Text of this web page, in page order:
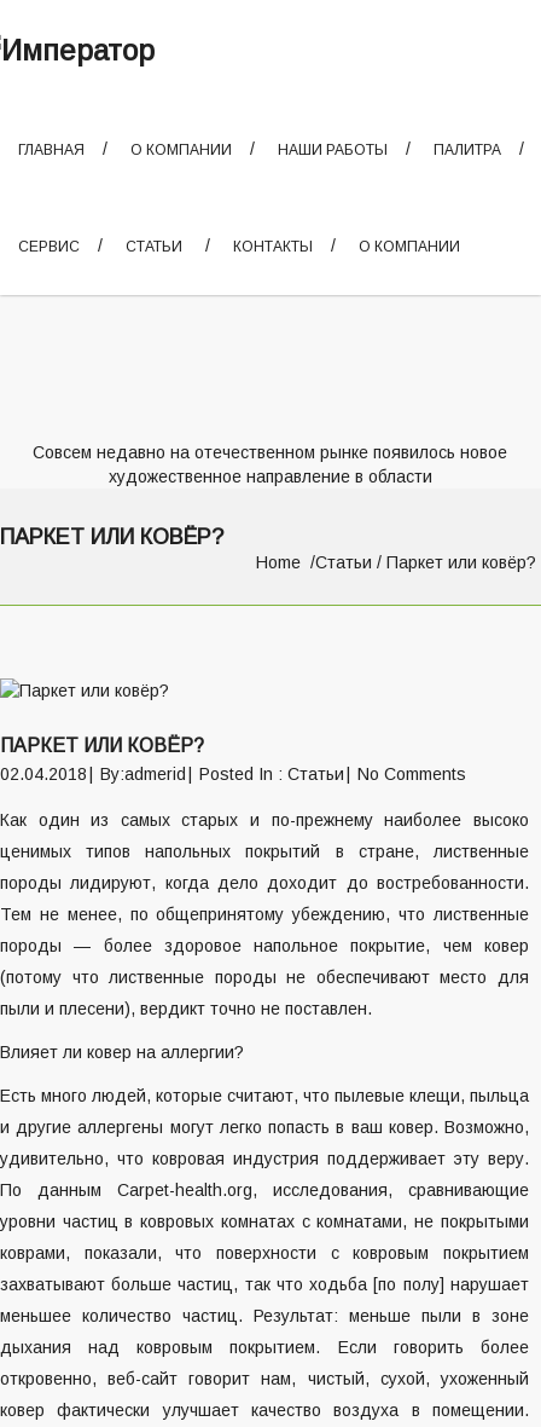
ГЛАВНАЯ О КОМПАНИИ НАШИ РАБОТЫ ПАЛИТРА
СЕРВИС СТАТЬИ КОНТАКТЫ О КОМПАНИИ
Совсем недавно на отечественном рынке появилось новое
художественное направление в области
ПАРКЕТ ИЛИ КОВЁР?
Home Статьи / Паркет или ковёр?
ПАРКЕТ ИЛИ КОВЁР?
02.04.2018 By:admerid Posted In : Статьи No Comments
Как один из самых старых и по-прежнему наиболее высоко
ценимых типов напольных покрытий в стране, лиственные
породы лидируют, когда дело доходит до востребованности.
Тем не менее, по общепринятому убеждению, что лиственные
породы — более здоровое напольное покрытие, чем ковер
(потому что лиственные породы не обеспечивают место для
пыли и плесени), вердикт точно не поставлен.
Влияет ли ковер на аллергии?
Есть много людей, которые считают, что пылевые клещи, пыльца
и другие аллергены могут легко попасть в ваш ковер. Возможно,
удивительно, что ковровая индустрия поддерживает эту веру.
По данным Carpet-health.org, исследования, сравнивающие
уровни частиц в ковровых комнатах с комнатами, не покрытыми
коврами, показали, что поверхности с ковровым покрытием
захватывают больше частиц, так что ходьба [по полу] нарушает
меньшее количество частиц. Результат: меньше пыли в зоне
дыхания над ковровым покрытием. Если говорить более
откровенно, веб-сайт говорит нам, чистый, сухой, ухоженный
ковер фактически улучшает качество воздуха в помещении.